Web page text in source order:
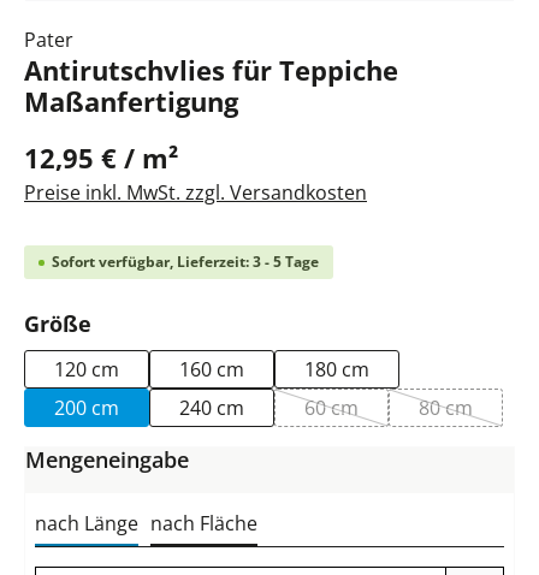
Pater
Antirutschvlies für Teppiche
Maßanfertigung
12,95 € / m²
Preise inkl. MwSt. zzgl. Versandkosten
Sofort verfügbar, Lieferzeit: 3 - 5 Tage
Größe
120 cm 160 cm
180 cm
200 cm
240 cm 60 cm(Diese Option ist zurzeit
80 cm(Diese
Mengeneingabe
nach Länge nach Fläche